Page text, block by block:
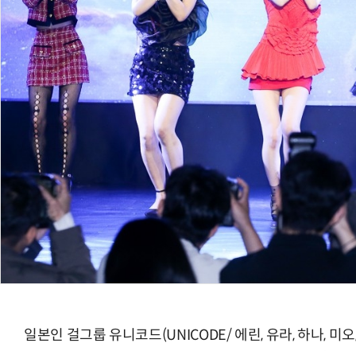
일본인 걸그룹 유니코드(UNICODE/ 에린, 유라, 하나, 미